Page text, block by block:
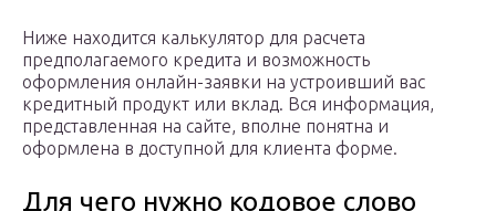
Ниже находится калькулятор для расчета
предполагаемого кредита и возможность
оформления онлайн-заявки на устроивший вас
кредитный продукт или вклад. Вся информация,
представленная на сайте, вполне понятна и
оформлена в доступной для клиента форме.
Для чего нужно кодовое слово